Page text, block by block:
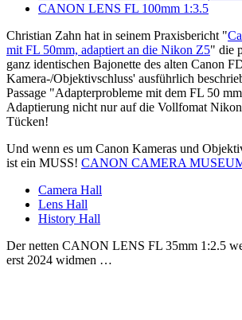
CANON LENS FL 100mm 1:3.5
Christian Zahn hat in seinem Praxisbericht "
mit FL 50mm, adaptiert an die Nikon Z5" die
ganz identischen Bajonette des alten Canon
Kamera-/Objektivschluss' ausführlich
Passage "Adapterprobleme mit dem FL 50
Adaptierung nicht nur auf die Vollfomat
Tücken!
Und wenn es um Canon Kameras und
ist ein MUSS! CANON CAMERA
Camera Hall
Lens Hall
History Hall
Der netten CANON LENS FL 35mm 1:2.5
erst 2024 widmen …